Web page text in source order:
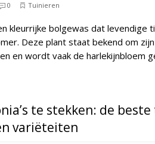
0 Tuinieren
kleurrijke bolgewas dat levendige
Deze plant staat bekend om
en wordt vaak de harlekijnbloem
te stekken: de
variëteiten